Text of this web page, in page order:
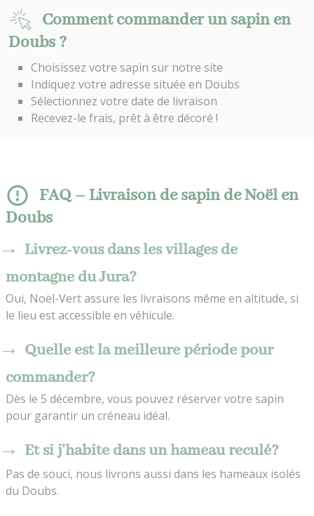
Comment commander un sapin en
Doubs ?
Choisissez votre sapin sur notre site
Indiquez votre adresse située en Doubs
Sélectionnez votre date de livraison
Recevez-le frais, prêt à être décoré !
FAQ – Livraison de sapin de Noël en
Doubs
Livrez-vous dans les villages de
montagne du Jura?
Oui, Noël-Vert assure les livraisons même en altitude, si
le lieu est accessible en véhicule.
Quelle est la meilleure période pour
commander?
Dès le 5 décembre, vous pouvez réserver votre sapin
pour garantir un créneau idéal.
Et si j’habite dans un hameau reculé?
Pas de souci, nous livrons aussi dans les hameaux isolés
du Doubs.